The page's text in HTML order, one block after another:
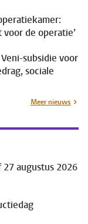
de operatie’
subsidie voor
sociale
Meer nieuws
augustus 2026